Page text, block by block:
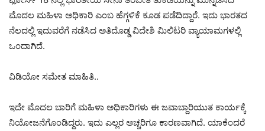
ಮೊದಲ ಮಹಿಳಾ ಅಧಿಕಾರಿ ಎಂಬ ಹೆಗ್ಗಳಿಕೆ ಕೂಡ ಪಡೆದಿದ್ದಾರೆ. ಇದು ಭಾರತದ
ನೆಲದಲ್ಲಿ ಇದುವರೆಗೆ ನಡೆಸಿದ ಅತಿದೊಡ್ಡ ವಿದೇಶಿ ಮಿಲಿಟರಿ ವ್ಯಾಯಾಮಗಳಲ್ಲಿ
ಒಂದಾಗಿದೆ.
ವಿಡಿಯೋ ಸಮೇತ ಮಾಹಿತಿ..
ಇದೇ ಮೊದಲ ಬಾರಿಗೆ ಮಹಿಳಾ ಅಧಿಕಾರಿಗಳು ಈ ಜವಾಬ್ದಾರಿಯುತ ಕಾರ್ಯಕ್ಕೆ
ನಿಯೋಜನೆಗೊಂಡಿದ್ದರು. ಇದು ಎಲ್ಲರ ಅಚ್ಚರಿಗೂ ಕಾರಣವಾಗಿದೆ. ಯಾಕೆಂದರೆ